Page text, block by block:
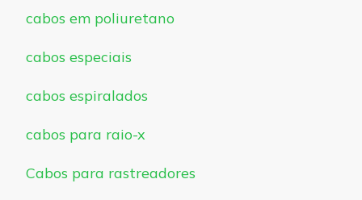
cabos em poliuretano
cabos especiais
cabos espiralados
cabos para raio-x
Cabos para rastreadores